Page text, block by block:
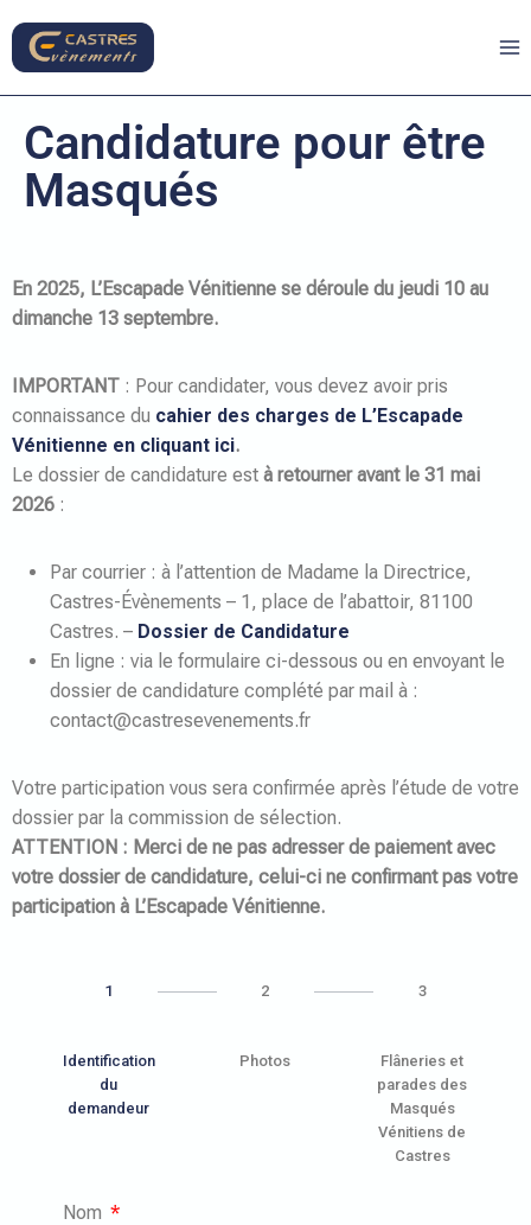
Candidature pour être
Masqués
En 2025, L’Escapade Vénitienne se déroule du jeudi 10 au
dimanche 13 septembre.
IMPORTANT : Pour candidater, vous devez avoir pris
connaissance du cahier des charges de L’Escapade
Vénitienne en cliquant ici.
Le dossier de candidature est à retourner avant le 31 mai
2026 :
Par courrier : à l’attention de Madame la Directrice,
Castres-Évènements – 1, place de l’abattoir, 81100
Castres. – Dossier de Candidature
En ligne : via le formulaire ci-dessous ou en envoyant le
dossier de candidature complété par mail à :
contact@castresevenements.fr
Votre participation vous sera confirmée après l’étude de votre
dossier par la commission de sélection.
ATTENTION : Merci de ne pas adresser de paiement avec
votre dossier de candidature, celui-ci ne confirmant pas votre
participation à L’Escapade Vénitienne.
1
Identification
du
demandeur
2
Photos
3
Flâneries et
parades des
Masqués
Vénitiens de
Castres
Nom